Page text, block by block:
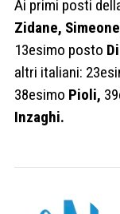
Ai primi posti
Zidane,
13esimo posto
altri italiani:
38esimo Pioli,
Inzaghi.